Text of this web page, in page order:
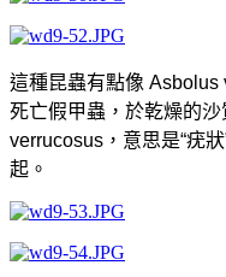
這種昆蟲有點像 Asbolus
死亡假甲蟲，於乾燥的
verrucosus，意思是“疣
起。